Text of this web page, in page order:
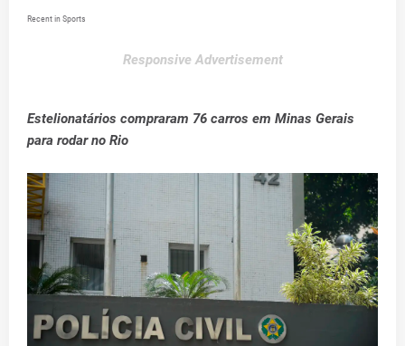
Recent in Sports
Responsive Advertisement
Estelionatários compraram 76 carros em Minas Gerais
para rodar no Rio